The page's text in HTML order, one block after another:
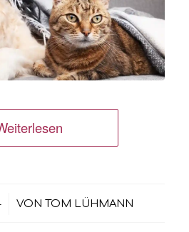
VON TOM LÜHMANN